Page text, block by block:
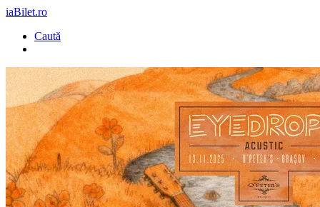
iaBilet.ro
Caută